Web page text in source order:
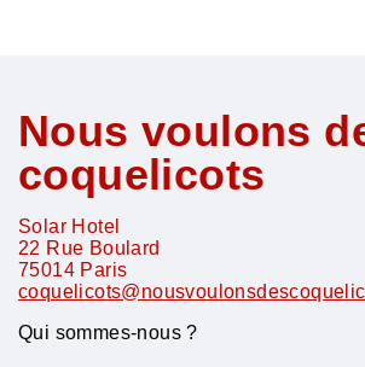
Nous voulons
coquelicots
Solar Hotel
22 Rue Boulard
75014 Paris
Qui sommes-nous ?